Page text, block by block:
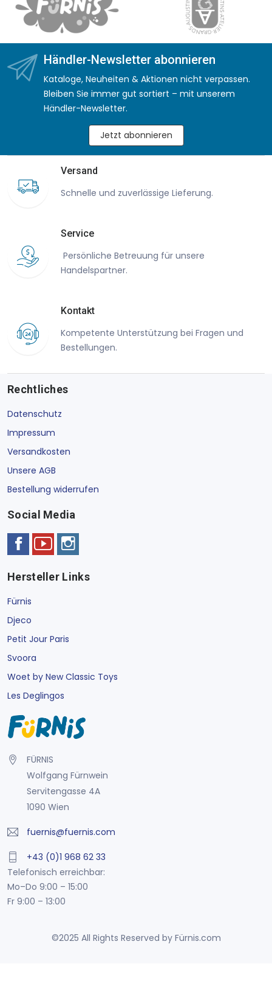
Händler-Newsletter abonnieren
Kataloge, Neuheiten & Aktionen nicht verpassen.
Bleiben Sie immer gut sortiert – mit unserem
Händler-Newsletter.
Jetzt abonnieren
Versand
Schnelle und zuverlässige Lieferung.
Service
Persönliche Betreuung für unsere
Handelspartner.
Kontakt
Kompetente Unterstützung bei Fragen und
Bestellungen.
Rechtliches
Datenschutz
Impressum
Versandkosten
Unsere AGB
Bestellung widerrufen
Social Media
Hersteller Links
Fürnis
Djeco
Petit Jour Paris
Svoora
Woet by New Classic Toys
Les Deglingos
FÜRNIS
Wolfgang Fürnwein
Servitengasse 4A
1090 Wien
fuernis@fuernis.com
+43 (0)1 968 62 33
Telefonisch erreichbar:
Mo–Do 9:00 – 15:00
Fr 9:00 – 13:00
©2025 All Rights Reserved by Fürnis.com